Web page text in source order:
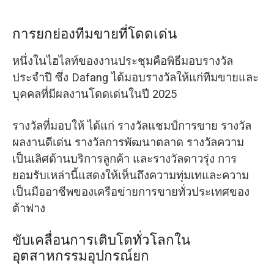
การยกย่องทีมขายที่โดดเด่น
หนึ่งในไฮไลท์ของงานประชุมคือพิธีมอบรางวัล
ประจำปี ซึ่ง Dafang ได้มอบรางวัลให้แก่ทีมขายและ
บุคคลที่มีผลงานโดดเด่นในปี 2025
รางวัลที่มอบให้ ได้แก่ รางวัลแชมป์การขาย รางวัล
ผลงานดีเด่น รางวัลการพัฒนาตลาด รางวัลความ
เป็นเลิศด้านบริการลูกค้า และรางวัลดาวรุ่ง การ
ยอมรับเหล่านี้แสดงให้เห็นถึงความทุ่มเทและความ
เป็นมืออาชีพของเครือข่ายการขายทั่วประเทศของ
ต้าฟาง
ขับเคลื่อนการเติบโตทั่วโลกใน
อุตสาหกรรมอุปกรณ์ยก